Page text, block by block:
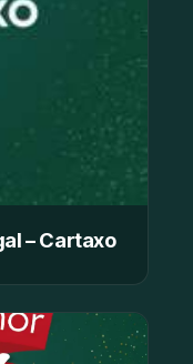
– Cartaxo